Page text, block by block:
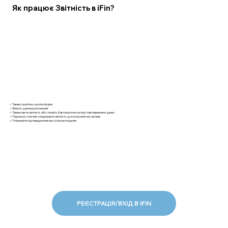
Як працює Звітність в iFin?
✅ Зареєструйтесь на платформі
✅ Внесіть дані вашої компанії
✅ Завантажте звітність або створіть її автоматично на підставі первинних даних
✅ Підпишіть ключем та відправте звітність до контролюючих органів
✅ Отримайте підтвердження про успішне подання
РЕЄСТРАЦІЯ/ВХІД В IFIN